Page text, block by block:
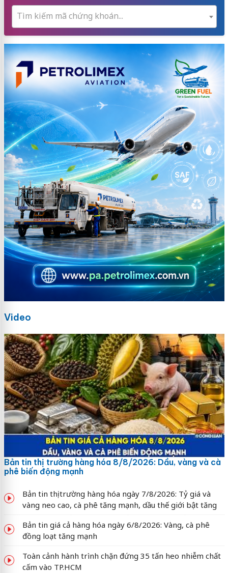
Tìm kiếm mã chứng khoán...
Video
Bản tin thị trường hàng hóa 8/8/2026: Dầu, vàng và cà
phê biến động mạnh
Bản tin thị trường hàng hóa ngày 7/8/2026: Tỷ giá và
vàng neo cao, cà phê tăng mạnh, dầu thế giới bật tăng
Bản tin giá cả hàng hóa ngày 6/8/2026: Vàng, cà phê
đồng loạt tăng mạnh
Toàn cảnh hành trình chặn đứng 35 tấn heo nhiễm chất
cấm vào TP.HCM